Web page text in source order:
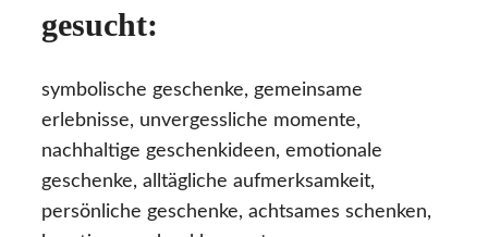
gesucht:
symbolische geschenke, gemeinsame
erlebnisse, unvergessliche momente,
nachhaltige geschenkideen, emotionale
geschenke, alltägliche aufmerksamkeit,
persönliche geschenke, achtsames schenken,